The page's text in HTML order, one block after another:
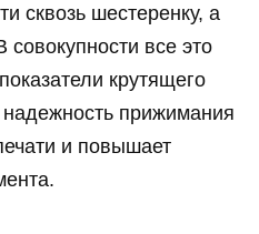
сквозь шестеренку, а
все это
крутящего
прижимания
и повышает